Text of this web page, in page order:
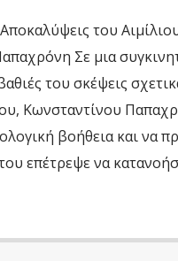
του
Σε μια
του σκέψεις
Κωνσταντίνου
βοήθεια και να
επέτρεψε να